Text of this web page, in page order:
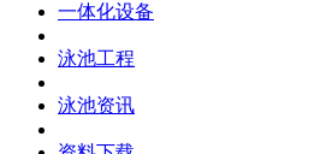
一体化设备
泳池工程
泳池资讯